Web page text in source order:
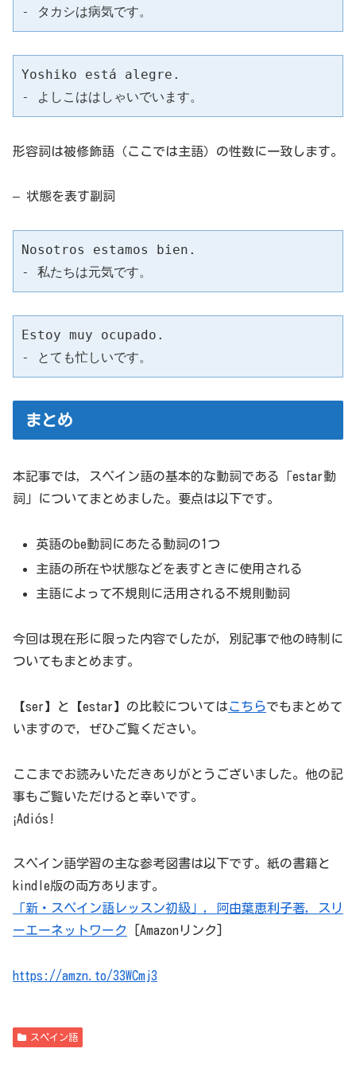
- タカシは病気です。
Yoshiko está alegre.
- よしこははしゃいでいます。
形容詞は被修飾語（ここでは主語）の性数に一致します。
– 状態を表す副詞
Nosotros estamos bien.
- 私たちは元気です。
Estoy muy ocupado.
- とても忙しいです。
まとめ
本記事では，スペイン語の基本的な動詞である「estar動
詞」についてまとめました。要点は以下です。
英語のbe動詞にあたる動詞の1つ
主語の所在や状態などを表すときに使用される
主語によって不規則に活用される不規則動詞
今回は現在形に限った内容でしたが，別記事で他の時制に
ついてもまとめます。
【ser】と【estar】の比較についてはこちらでもまとめて
いますので，ぜひご覧ください。
ここまでお読みいただきありがとうございました。他の記
事もご覧いただけると幸いです。
¡Adiós!
スペイン語学習の主な参考図書は以下です。紙の書籍と
kindle版の両方あります。
「新・スペイン語レッスン初級」，阿由葉恵利子著，スリ
ーエーネットワーク
[Amazonリンク]
https://amzn.to/33WCmj3
スペイン語